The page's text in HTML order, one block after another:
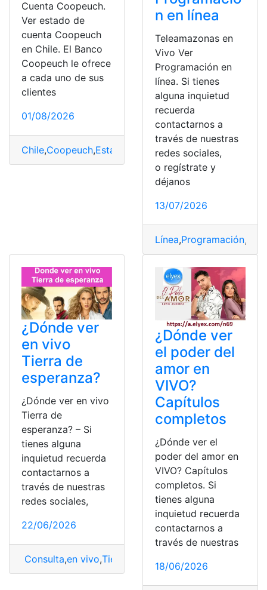
Cuenta Coopeuch.
Ver estado de
cuenta Coopeuch
en Chile. El Banco
Coopeuch le ofrece
a cada uno de sus
clientes
01/08/2026
Chile,Coopeuch,Estado de cuenta,Tarjetas,ver
n en línea
Teleamazonas en
Vivo Ver
Programación en
línea. Si tienes
alguna inquietud
recuerda
contactarnos a
través de nuestras
redes sociales,
o regístrate y
déjanos
13/07/2026
Línea,Programación,
¿Dónde ver
en vivo
Tierra de
esperanza?
¿Dónde ver en vivo
Tierra de
esperanza? – Si
tienes alguna
inquietud recuerda
contactarnos a
través de nuestras
redes sociales,
22/06/2026
Consulta,en vivo,Tierra
¿Dónde ver
el poder del
amor en
VIVO?
Capítulos
completos
¿Dónde ver el
poder del amor en
VIVO? Capítulos
completos. Si
tienes alguna
inquietud recuerda
contactarnos a
través de nuestras
18/06/2026